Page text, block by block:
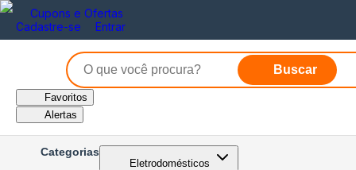
Cupons e Ofertas
Cadastre-se
Entrar
Buscar
Favoritos
Alertas
Categorias
Eletrodomésticos